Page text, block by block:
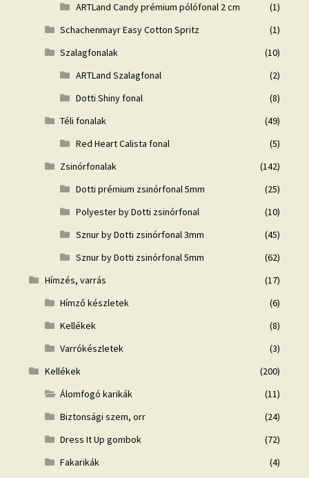
ARTLand Candy prémium pólófonal 2 cm
(1)
Schachenmayr Easy Cotton Spritz
(1)
Szalagfonalak
(10)
ARTLand Szalagfonal
(2)
Dotti Shiny fonal
(8)
Téli fonalak
(49)
Red Heart Calista fonal
(5)
Zsinórfonalak
(142)
Dotti prémium zsinórfonal 5mm
(25)
Polyester by Dotti zsinórfonal
(10)
Sznur by Dotti zsinórfonal 3mm
(45)
Sznur by Dotti zsinórfonal 5mm
(62)
Hímzés, varrás
(17)
Hímző készletek
(6)
Kellékek
(8)
Varrókészletek
(3)
Kellékek
(200)
Álomfogó karikák
(11)
Biztonsági szem, orr
(24)
Dress It Up gombok
(72)
Fakarikák
(4)